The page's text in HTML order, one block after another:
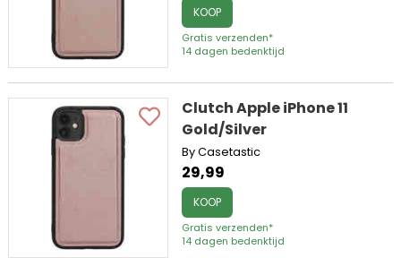
KOOP
Gratis verzenden*
14 dagen bedenktijd
Clutch Apple iPhone 11
Gold/Silver
By Casetastic
29,99
KOOP
Gratis verzenden*
14 dagen bedenktijd